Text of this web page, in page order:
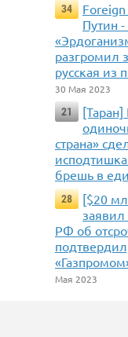
34
Путин
разгромил
русская из
30 Мая 2023
21
[Таран]
страна»
брешь в
28
[$20
РФ об
Мая 2023